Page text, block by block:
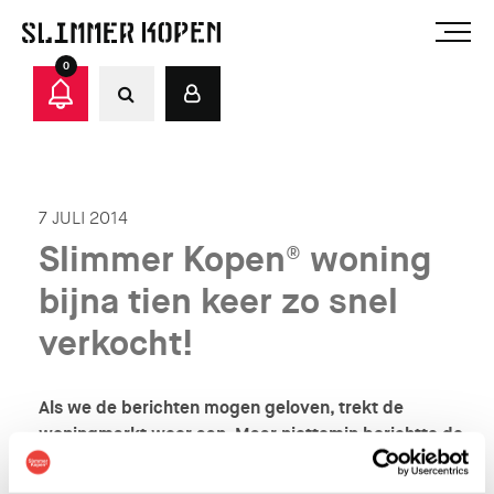
0
7 JULI 2014
Slimmer Kopen® woning
bijna tien keer zo snel
verkocht!
Als we de berichten mogen geloven, trekt de
woningmarkt weer aan. Maar niettemin berichtte de
NVM onlangs dat woningen in Eindhoven en